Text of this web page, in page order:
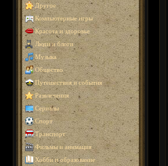
Другое
Компьютерные игры
Красота и здоровье
Люди и блоги
Музыка
Общество
Путешествия и события
Развлечения
Сериалы
Спорт
Транспорт
Фильмы и анимация
Хобби и образование